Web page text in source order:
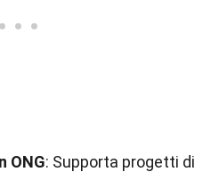
ONG: Supporta progetti di